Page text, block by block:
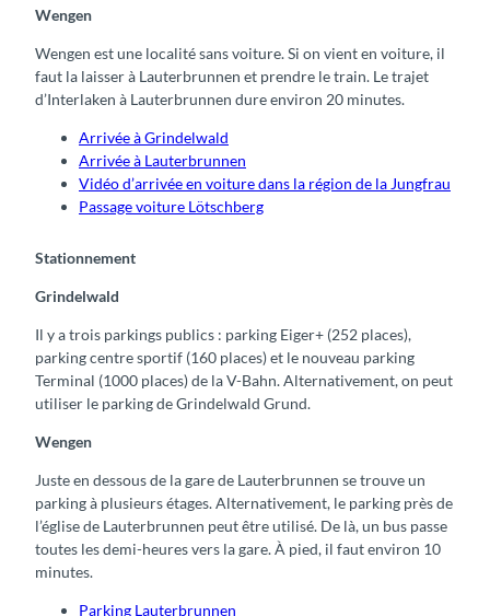
Wengen
Wengen est une localité sans voiture. Si on vient en voiture, il
faut la laisser à Lauterbrunnen et prendre le train. Le trajet
d’Interlaken à Lauterbrunnen dure environ 20 minutes.
Arrivée à Grindelwald
Arrivée à Lauterbrunnen
Vidéo d’arrivée en voiture dans la région de la Jungfrau
Passage voiture Lötschberg
Stationnement
Grindelwald
Il y a trois parkings publics : parking Eiger+ (252 places),
parking centre sportif (160 places) et le nouveau parking
Terminal (1000 places) de la V-Bahn. Alternativement, on peut
utiliser le parking de Grindelwald Grund.
Wengen
Juste en dessous de la gare de Lauterbrunnen se trouve un
parking à plusieurs étages. Alternativement, le parking près de
l’église de Lauterbrunnen peut être utilisé. De là, un bus passe
toutes les demi-heures vers la gare. À pied, il faut environ 10
minutes.
Parking Lauterbrunnen